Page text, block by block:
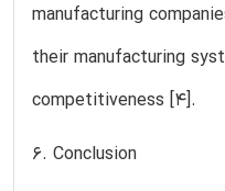
manufacturing
their manufacturing
competitiveness [4].
6. Conclusion